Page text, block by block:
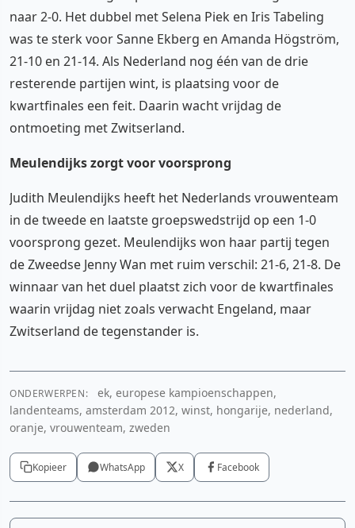
naar 2-0. Het dubbel met Selena Piek en Iris Tabeling
was te sterk voor Sanne Ekberg en Amanda Högström,
21-10 en 21-14. Als Nederland nog één van de drie
resterende partijen wint, is plaatsing voor de
kwartfinales een feit. Daarin wacht vrijdag de
ontmoeting met Zwitserland.
Meulendijks zorgt voor voorsprong
Judith Meulendijks heeft het Nederlands vrouwenteam
in de tweede en laatste groepswedstrijd op een 1-0
voorsprong gezet. Meulendijks won haar partij tegen
de Zweedse Jenny Wan met ruim verschil: 21-6, 21-8. De
winnaar van het duel plaatst zich voor de kwartfinales
waarin vrijdag niet zoals verwacht Engeland, maar
Zwitserland de tegenstander is.
ONDERWERPEN:
ek, europese kampioenschappen,
landenteams, amsterdam 2012, winst, hongarije, nederland,
oranje, vrouwenteam, zweden
Kopieer WhatsApp X Facebook